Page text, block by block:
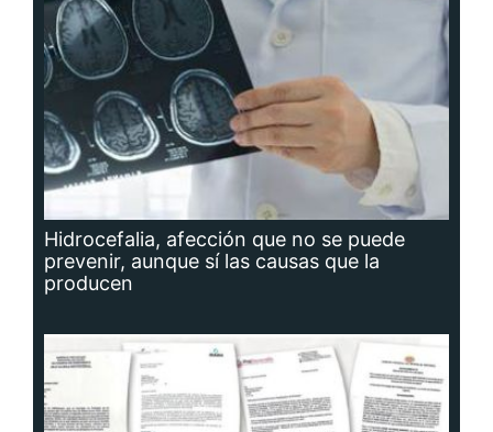
Hidrocefalia, afección que no se puede
prevenir, aunque sí las causas que la
producen